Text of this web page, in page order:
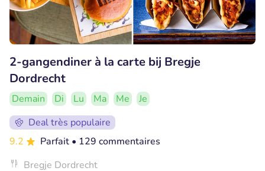
2-gangendiner à la carte bij Bregje
Dordrecht
Demain Di Lu Ma Me
Je
Deal très populaire
9.2
Parfait • 129 commentaires
Bregje Dordrecht